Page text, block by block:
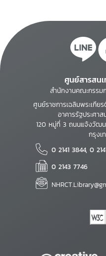
ศูนย์สารสน
สำนักงานคณะกรรม
ศูนย์ราชการเฉลิมพระเกี
อาคารรัฐประศา
120 หมู่ที่ 3 ถนนแจ้งวัฒ
กรุงเ
0 2141 3844, 0
0 2143 7746